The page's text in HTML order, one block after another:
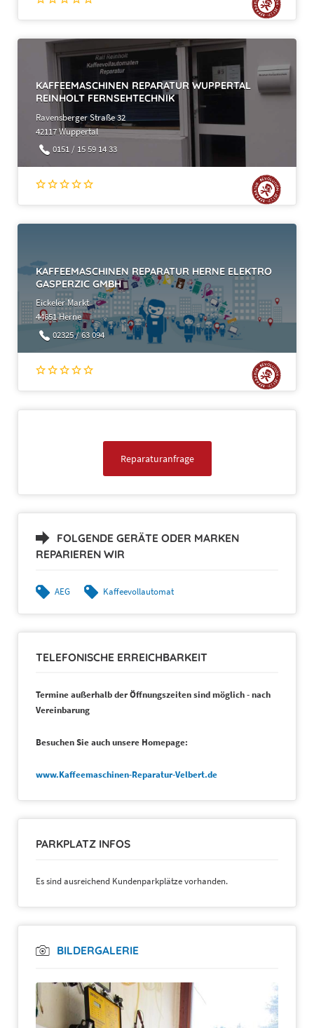
b)
c)
d)
(1
KAFFEEMASCHINEN REPARATUR WUPPERTAL
REINHOLT FERNSEHTECHNIK
Ravensberger Straße 32
42117 Wuppertal
0151 / 15 59 14 33
KAFFEEMASCHINEN REPARATUR HERNE ELEKTRO
GASPERZIC GMBH
Eickeler Markt
44651 Herne
02325 / 63 094
Reparaturanfrage
FOLGENDE GERÄTE ODER MARKEN
REPARIEREN WIR
AEG Kaffeevollautomat
TELEFONISCHE ERREICHBARKEIT
Termine außerhalb der Öffnungszeiten sind möglich - nach
Vereinbarung
Besuchen Sie auch unsere Homepage:
www.Kaffeemaschinen-Reparatur-Velbert.de
PARKPLATZ INFOS
Es sind ausreichend Kundenparkplätze vorhanden.
BILDERGALERIE